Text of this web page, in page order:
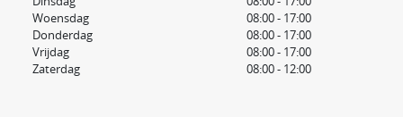
Woensdag
08:00 - 17:00
Donderdag
08:00 - 17:00
Vrijdag
08:00 - 17:00
Zaterdag
08:00 - 12:00